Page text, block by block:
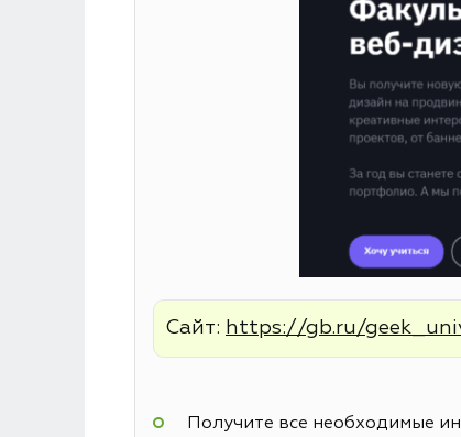
Сайт: https://gb.ru/
Получите все необходимые